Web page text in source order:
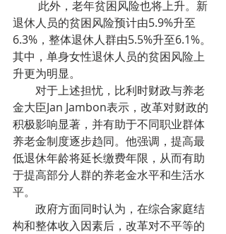
退休人员的贫困风险预计由5.9%升至
6.3%，整体退休人群由5.5%升至6.1%。
其中，单身女性退休人员的贫困风险上
升更为明显。
金大臣Jan Jambon表示，改革对财政的
积极影响显著，并有助于不同职业群体
养老金制度逐步趋同。他强调，提高最
低退休年龄将延长缴费年限，从而有助
于提高部分人群的养老金水平和生活水
平。
构和整体收入因素后，改革对不平等的